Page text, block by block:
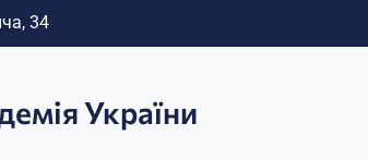
34
України